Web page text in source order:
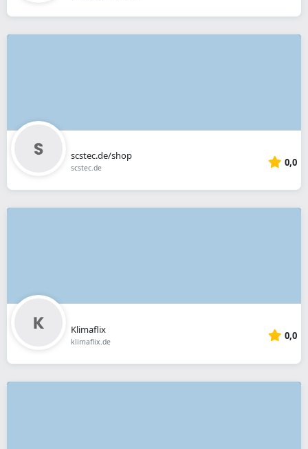
scstec.de/shop
scstec.de 0,0
Klimaflix
klimaflix.de 0,0